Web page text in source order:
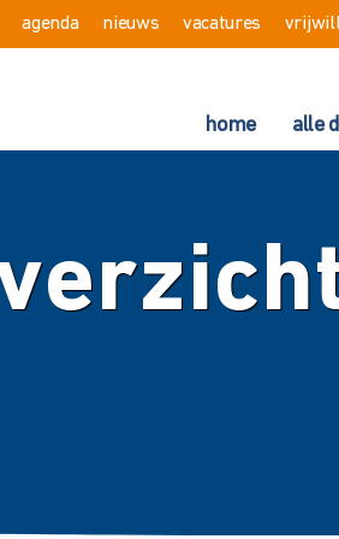
agenda nieuws vacatures
home alle